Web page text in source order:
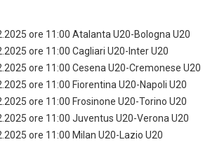
ore 11:00 Atalanta U20-Bologna U20
ore 11:00 Cagliari U20-Inter U20
ore 11:00 Cesena U20-Cremonese U20
ore 11:00 Fiorentina U20-Napoli U20
ore 11:00 Frosinone U20-Torino U20
ore 11:00 Juventus U20-Verona U20
ore 11:00 Milan U20-Lazio U20